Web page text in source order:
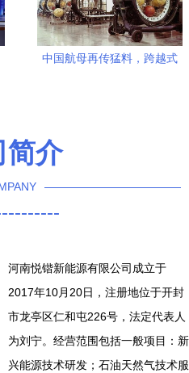
中国航母再传猛料，跨越式
简介
河南悦锴新能源有限公司成立于
2017年10月20日，注册地位于开封
市龙亭区仁和屯226号，法定代表人
为刘宁。经营范围包括一般项目：新
兴能源技术研发；石油天然气技术服